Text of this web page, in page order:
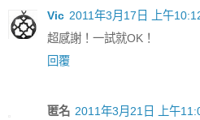
Vic 2011年3月17日 上午
超感謝！一試就OK！
回覆
匿名 2011年3月21日 上午